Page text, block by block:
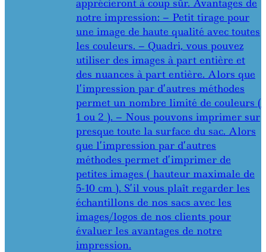
apprécieront à coup sûr. Avantages de
notre impression: – Petit tirage pour
une image de haute qualité avec toutes
les couleurs. – Quadri, vous pouvez
utiliser des images à part entière et
des nuances à part entière. Alors que
l’impression par d’autres méthodes
permet un nombre limité de couleurs (
1 ou 2 ). – Nous pouvons imprimer sur
presque toute la surface du sac. Alors
que l’impression par d’autres
méthodes permet d’imprimer de
petites images ( hauteur maximale de
5-10 cm ). S’il vous plaît regarder les
échantillons de nos sacs avec les
images/logos de nos clients pour
évaluer les avantages de notre
impression.